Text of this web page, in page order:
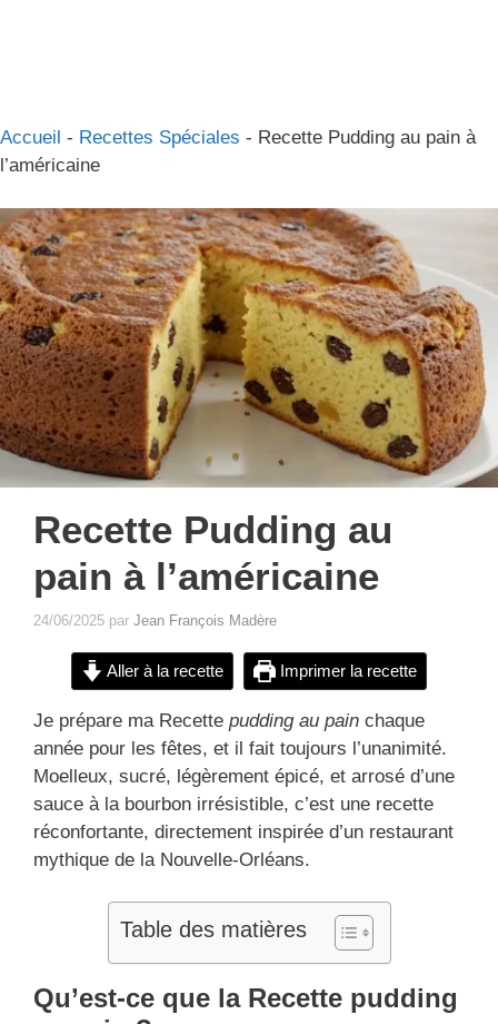
Accueil - Recettes Spéciales - Recette Pudding au pain à
l’américaine
Recette Pudding au
pain à l’américaine
24/06/2025 par Jean François Madère
Aller à la recette Imprimer la recette
Je prépare ma Recette pudding au pain chaque
année pour les fêtes, et il fait toujours l’unanimité.
Moelleux, sucré, légèrement épicé, et arrosé d’une
sauce à la bourbon irrésistible, c’est une recette
réconfortante, directement inspirée d’un restaurant
mythique de la Nouvelle-Orléans.
Table des matières
Qu’est-ce que la Recette pudding